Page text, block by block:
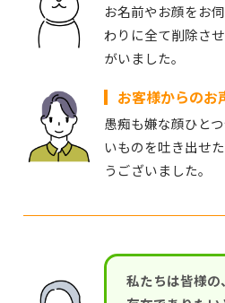
お名前やお顔をお
わりに全て削除さ
がいました。
お客様からのお
愚痴も嫌な顔ひと
いものを吐き出せ
うございました。
私たちは皆様の